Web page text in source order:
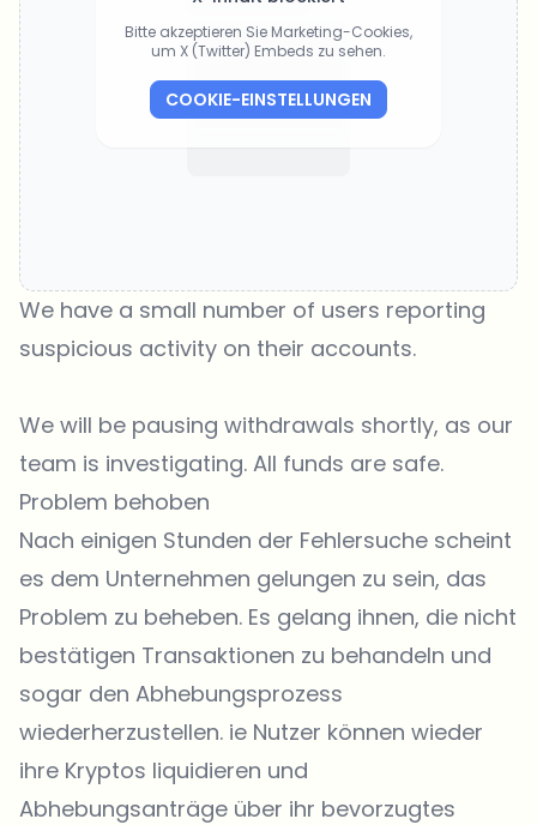
Bitte akzeptieren Sie Marketing-Cookies,
um X (Twitter) Embeds zu sehen.
COOKIE-EINSTELLUNGEN
We have a small number of users reporting
suspicious activity on their accounts.
We will be pausing withdrawals shortly, as our
team is investigating. All funds are safe.
Problem behoben
Nach einigen Stunden der Fehlersuche scheint
es dem Unternehmen gelungen zu sein, das
Problem zu beheben. Es gelang ihnen, die nicht
bestätigen Transaktionen zu behandeln und
sogar den Abhebungsprozess
wiederherzustellen. ie Nutzer können wieder
ihre Kryptos liquidieren und
Abhebungsanträge über ihr bevorzugtes